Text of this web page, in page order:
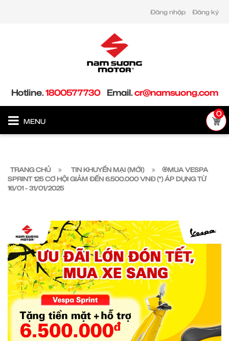
Đăng nhập Đăng ký
Hotline.1800577730 Email.cr@namsuong.com
MENU
0
TRANG CHỦ TIN KHUYẾN MẠI (MỚI)
🏵MUA VESPA
SPRINT 125 CƠ HỘI GIẢM ĐẾN 6.500.000 VNĐ (*) ÁP DỤNG TỪ
16/01 - 31/01/2025